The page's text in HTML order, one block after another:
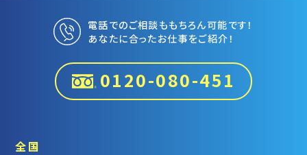
電話でのご相談ももちろん可能です！
あなたに合ったお仕事をご紹介！
0120-080-451
全国